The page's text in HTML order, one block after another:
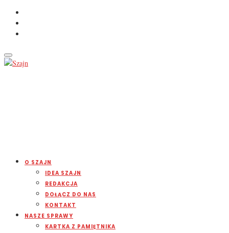
O SZAJN
IDEA SZAJN
REDAKCJA
DOŁĄCZ DO NAS
KONTAKT
NASZE SPRAWY
KARTKA Z PAMIĘTNIKA